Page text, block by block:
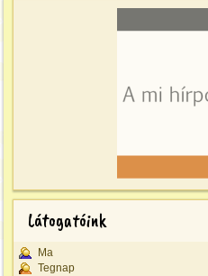
Látogatóink
Ma
Tegnap